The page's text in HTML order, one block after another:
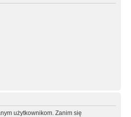
użytkownikom. Zanim się